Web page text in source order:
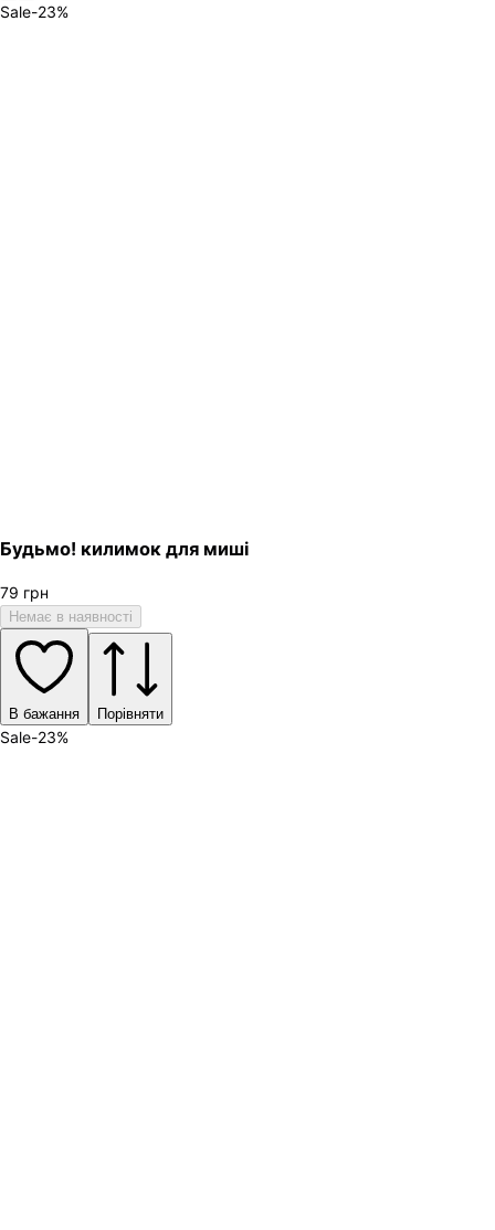
Sale-23%
Будьмо! килимок для миші
79 грн
Немає в наявності
В бажання Порівняти
Sale-23%